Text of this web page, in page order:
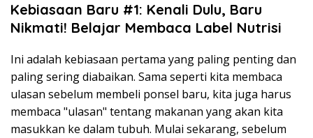
Kebiasaan Baru #1: Kenali Dulu, Baru
Nikmati! Belajar Membaca Label Nutrisi
Ini adalah kebiasaan pertama yang paling penting dan
paling sering diabaikan. Sama seperti kita membaca
ulasan sebelum membeli ponsel baru, kita juga harus
membaca "ulasan" tentang makanan yang akan kita
masukkan ke dalam tubuh. Mulai sekarang, sebelum